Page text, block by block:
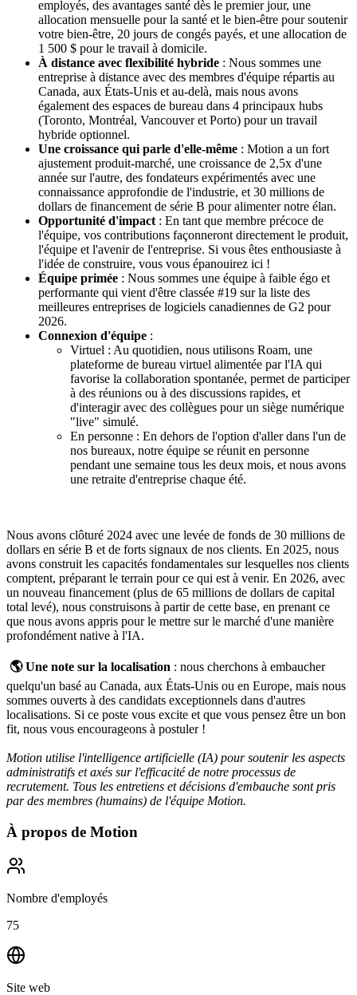
employés, des avantages santé dès le premier jour, une
allocation mensuelle pour la santé et le bien-être pour soutenir
votre bien-être, 20 jours de congés payés, et une allocation de
1 500 $ pour le travail à domicile.
À distance avec flexibilité hybride : Nous sommes une
entreprise à distance avec des membres d'équipe répartis au
Canada, aux États-Unis et au-delà, mais nous avons
également des espaces de bureau dans 4 principaux hubs
(Toronto, Montréal, Vancouver et Porto) pour un travail
hybride optionnel.
Une croissance qui parle d'elle-même : Motion a un fort
ajustement produit-marché, une croissance de 2,5x d'une
année sur l'autre, des fondateurs expérimentés avec une
connaissance approfondie de l'industrie, et 30 millions de
dollars de financement de série B pour alimenter notre élan.
Opportunité d'impact : En tant que membre précoce de
l'équipe, vos contributions façonneront directement le produit,
l'équipe et l'avenir de l'entreprise. Si vous êtes enthousiaste à
l'idée de construire, vous vous épanouirez ici !
Équipe primée : Nous sommes une équipe à faible égo et
performante qui vient d'être classée #19 sur la liste des
meilleures entreprises de logiciels canadiennes de G2 pour
2026.
Connexion d'équipe :
Virtuel : Au quotidien, nous utilisons Roam, une
plateforme de bureau virtuel alimentée par l'IA qui
favorise la collaboration spontanée, permet de participer
à des réunions ou à des discussions rapides, et
d'interagir avec des collègues pour un siège numérique
"live" simulé.
En personne : En dehors de l'option d'aller dans l'un de
nos bureaux, notre équipe se réunit en personne
pendant une semaine tous les deux mois, et nous avons
une retraite d'entreprise chaque été.
Nous avons clôturé 2024 avec une levée de fonds de 30 millions de
dollars en série B et de forts signaux de nos clients. En 2025, nous
avons construit les capacités fondamentales sur lesquelles nos clients
comptent, préparant le terrain pour ce qui est à venir. En 2026, avec
un nouveau financement (plus de 65 millions de dollars de capital
total levé), nous construisons à partir de cette base, en prenant ce
que nous avons appris pour le mettre sur le marché d'une manière
profondément native à l'IA.
🌎 Une note sur la localisation : nous cherchons à embaucher
quelqu'un basé au Canada, aux États-Unis ou en Europe, mais nous
sommes ouverts à des candidats exceptionnels dans d'autres
localisations. Si ce poste vous excite et que vous pensez être un bon
fit, nous vous encourageons à postuler !
Motion utilise l'intelligence artificielle (IA) pour soutenir les aspects
administratifs et axés sur l'efficacité de notre processus de
recrutement. Tous les entretiens et décisions d'embauche sont pris
par des membres (humains) de l'équipe Motion.
À propos de Motion
Nombre d'employés
75
Site web